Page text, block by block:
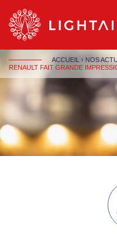
Aller au contenu
ACCUEIL › NOS
RENAULT FAIT GRANDE